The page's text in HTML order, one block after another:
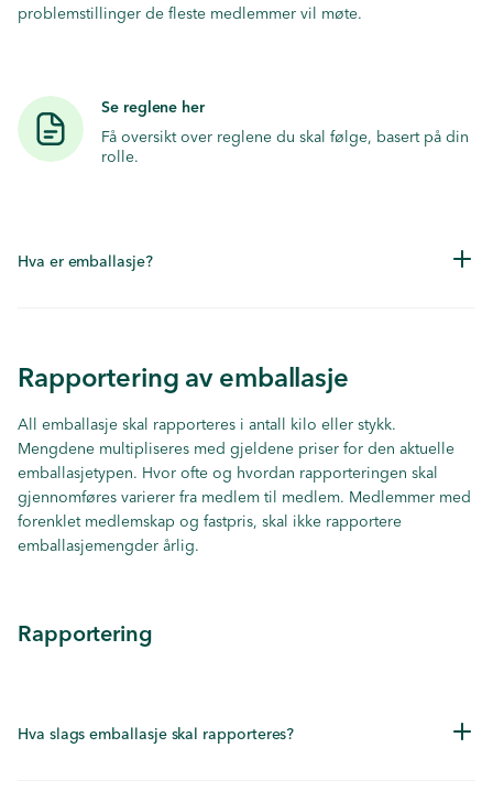
problemstillinger de fleste medlemmer vil møte.
Se reglene her
Få oversikt over reglene du skal følge, basert på din
rolle.
Hva er emballasje?
Rapportering av emballasje
All emballasje skal rapporteres i antall kilo eller stykk.
Mengdene multipliseres med gjeldene priser for den aktuelle
emballasjetypen. Hvor ofte og hvordan rapporteringen skal
gjennomføres varierer fra medlem til medlem. Medlemmer med
forenklet medlemskap og fastpris, skal ikke rapportere
emballasjemengder årlig.
Rapportering
Hva slags emballasje skal rapporteres?